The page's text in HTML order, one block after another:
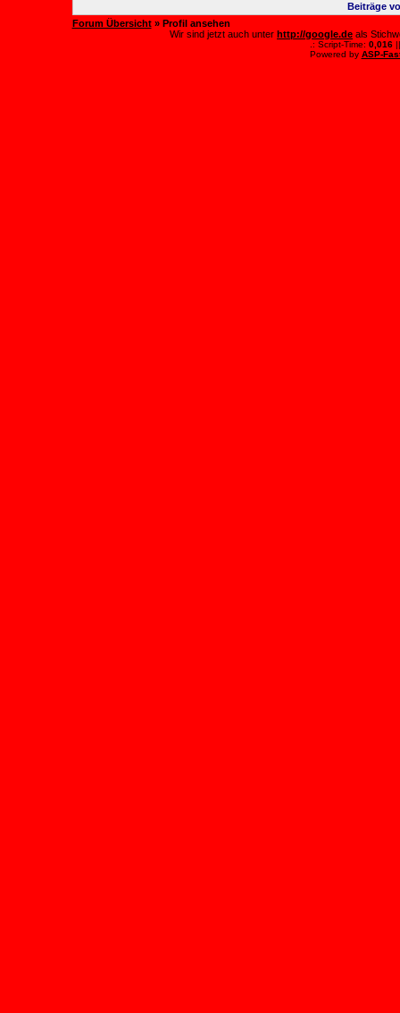
Beiträge
Forum Übersicht» Profil ansehen
Wir sind jetzt auch unter http://google.de als
.: Script-Time: 0,016||
Powered by ASP-